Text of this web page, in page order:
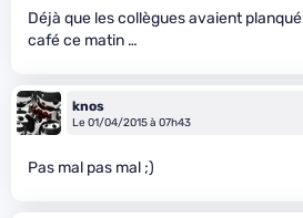
Déjà que les collègues avaient
café ce matin …
knos
Le 01/04/2015 à 07h43
Pas mal pas mal ;)